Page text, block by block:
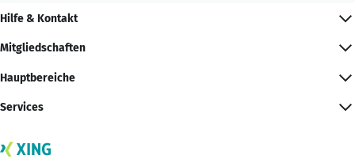
Hilfe & Kontakt
Mitgliedschaften
Hauptbereiche
Services